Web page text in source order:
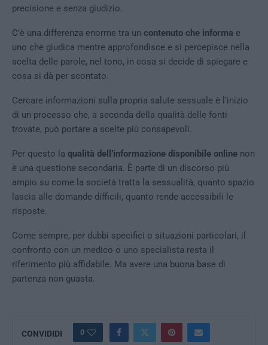
precisione e senza giudizio.
C’è una differenza enorme tra un contenuto che informa e
uno che giudica mentre approfondisce e si percepisce nella
scelta delle parole, nel tono, in cosa si decide di spiegare e
cosa si dà per scontato.
Cercare informazioni sulla propria salute sessuale è l’inizio
di un processo che, a seconda della qualità delle fonti
trovate, può portare a scelte più consapevoli.
Per questo la qualità dell’informazione disponibile online non
è una questione secondaria. È parte di un discorso più
ampio su come la società tratta la sessualità, quanto spazio
lascia alle domande difficili, quanto rende accessibili le
risposte.
Come sempre, per dubbi specifici o situazioni particolari, il
confronto con un medico o uno specialista resta il
riferimento più affidabile. Ma avere una buona base di
partenza non guasta.
CONVIDIDI 0